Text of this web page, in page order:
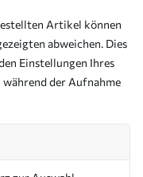
Artikel können
abweichen. Dies
Einstellungen Ihres
der Aufnahme